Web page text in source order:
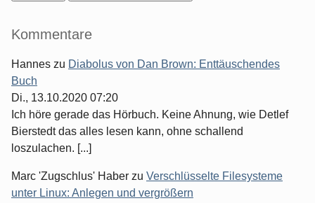
Seitenleiste
Kommentare
Hannes zu Diabolus von Dan Brown: Enttäuschendes
Buch
Di., 13.10.2020 07:20
Ich höre gerade das Hörbuch. Keine Ahnung, wie Detlef
Bierstedt das alles lesen kann, ohne schallend
loszulachen. [...]
Marc 'Zugschlus' Haber zu Verschlüsselte Filesysteme
unter Linux: Anlegen und vergrößern